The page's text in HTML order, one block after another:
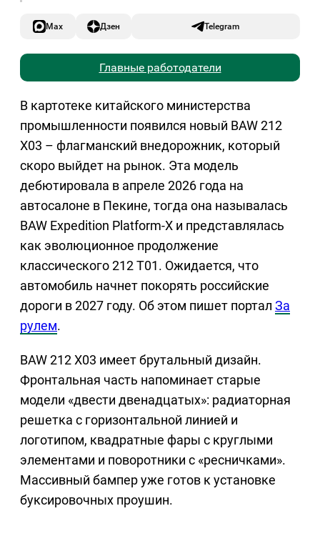
Max Дзен Telegram
Главные работодатели
В картотеке китайского министерства
промышленности появился новый BAW 212
X03 – флагманский внедорожник, который
скоро выйдет на рынок. Эта модель
дебютировала в апреле 2026 года на
автосалоне в Пекине, тогда она называлась
BAW Expedition Platform-X и представлялась
как эволюционное продолжение
классического 212 T01. Ожидается, что
автомобиль начнет покорять российские
дороги в 2027 году. Об этом пишет портал За
рулем.
BAW 212 X03 имеет брутальный дизайн.
Фронтальная часть напоминает старые
модели «двести двенадцатых»: радиаторная
решетка с горизонтальной линией и
логотипом, квадратные фары с круглыми
элементами и поворотники с «ресничками».
Массивный бампер уже готов к установке
буксировочных проушин.